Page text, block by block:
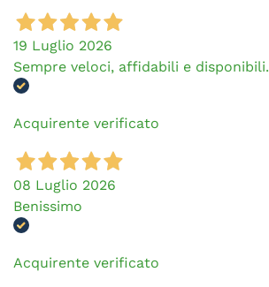
19 Luglio 2026
Sempre veloci, affidabili e disponibili.
Acquirente verificato
08 Luglio 2026
Benissimo
Acquirente verificato